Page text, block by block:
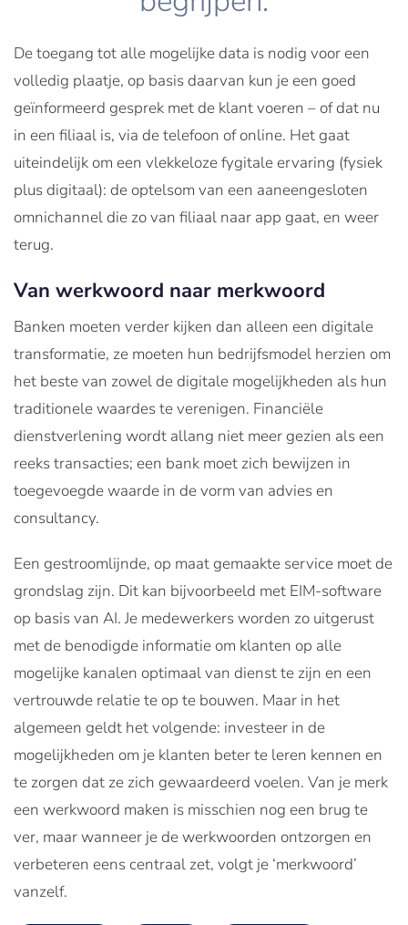
De toegang tot alle mogelijke data is nodig voor een
volledig plaatje, op basis daarvan kun je een goed
geïnformeerd gesprek met de klant voeren – of dat nu
in een filiaal is, via de telefoon of online. Het gaat
uiteindelijk om een vlekkeloze fygitale ervaring (fysiek
plus digitaal): de optelsom van een aaneengesloten
omnichannel die zo van filiaal naar app gaat, en weer
terug.
Van werkwoord naar merkwoord
Banken moeten verder kijken dan alleen een digitale
transformatie, ze moeten hun bedrijfsmodel herzien om
het beste van zowel de digitale mogelijkheden als hun
traditionele waardes te verenigen. Financiële
dienstverlening wordt allang niet meer gezien als een
reeks transacties; een bank moet zich bewijzen in
toegevoegde waarde in de vorm van advies en
consultancy.
Een gestroomlijnde, op maat gemaakte service moet de
grondslag zijn. Dit kan bijvoorbeeld met EIM-software
op basis van AI. Je medewerkers worden zo uitgerust
met de benodigde informatie om klanten op alle
mogelijke kanalen optimaal van dienst te zijn en een
vertrouwde relatie te op te bouwen. Maar in het
algemeen geldt het volgende: investeer in de
mogelijkheden om je klanten beter te leren kennen en
te zorgen dat ze zich gewaardeerd voelen. Van je merk
een werkwoord maken is misschien nog een brug te
ver, maar wanneer je de werkwoorden ontzorgen en
verbeteren eens centraal zet, volgt je ‘merkwoord’
vanzelf.